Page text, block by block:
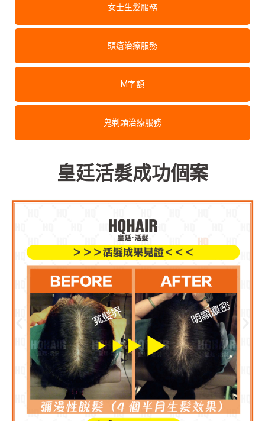
女士生髮服務
頭瘡治療服務
M字額
鬼剃頭治療服務
皇廷活髮成功個案